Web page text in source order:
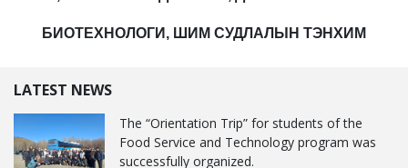
БИОТЕХНОЛОГИ, ШИМ СУДЛАЛЫН ТЭНХИМ
LATEST NEWS
The “Orientation Trip” for students of the
Food Service and Technology program was
successfully organized.